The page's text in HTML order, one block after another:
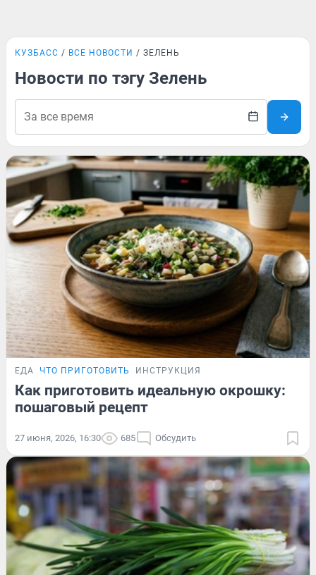
КУЗБАСС ВСЕ НОВОСТИ ЗЕЛЕНЬ
Новости по тэгу Зелень
ЕДА ЧТО ПРИГОТОВИТЬ ИНСТРУКЦИЯ
Как приготовить идеальную окрошку:
пошаговый рецепт
27 июня, 2026, 16:30 685 Обсудить